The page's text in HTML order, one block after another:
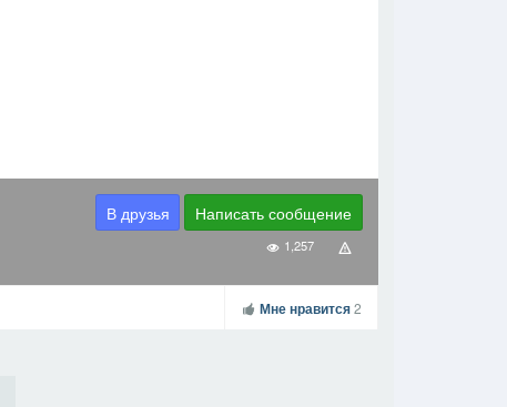
В друзья Написать сообщение
1,257
Мне нравится2